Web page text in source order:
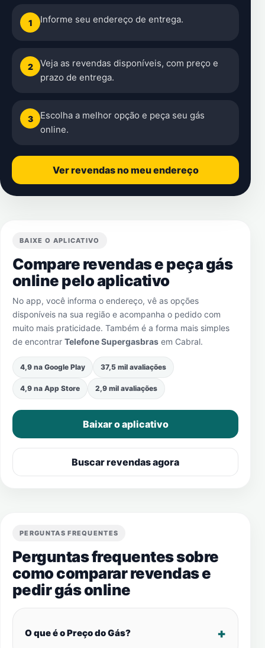
1 Informe seu endereço de entrega.
2
Veja as revendas disponíveis, com preço e
prazo de entrega.
3
Escolha a melhor opção e peça seu gás
online.
Ver revendas no meu endereço
BAIXE O APLICATIVO
Compare revendas e peça gás
online pelo aplicativo
No app, você informa o endereço, vê as opções
disponíveis na sua região e acompanha o pedido com
muito mais praticidade. Também é a forma mais simples
de encontrar Telefone Supergasbras em Cabral.
4,9 na Google Play 37,5 mil avaliações
4,9 na App Store 2,9 mil avaliações
Baixar o aplicativo
Buscar revendas agora
PERGUNTAS FREQUENTES
Perguntas frequentes sobre
como comparar revendas e
pedir gás online
O que é o Preço do Gás?